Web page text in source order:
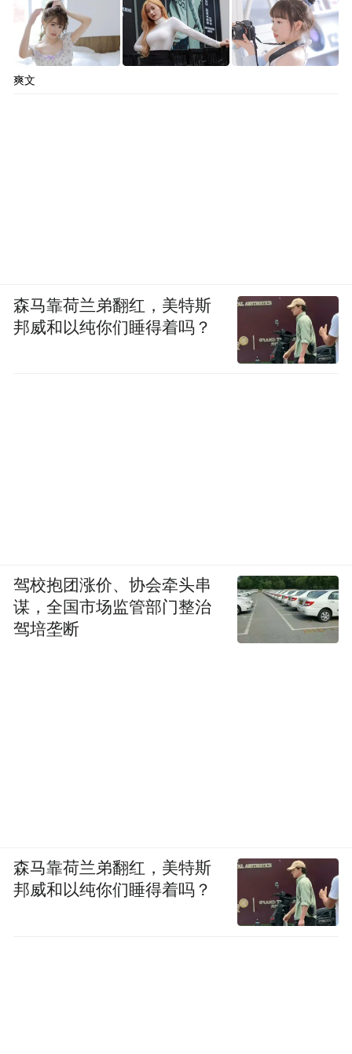
爽文
森马靠荷兰弟翻红，美特斯
邦威和以纯你们睡得着吗？
驾校抱团涨价、协会牵头串
谋，全国市场监管部门整治
驾培垄断
森马靠荷兰弟翻红，美特斯
邦威和以纯你们睡得着吗？